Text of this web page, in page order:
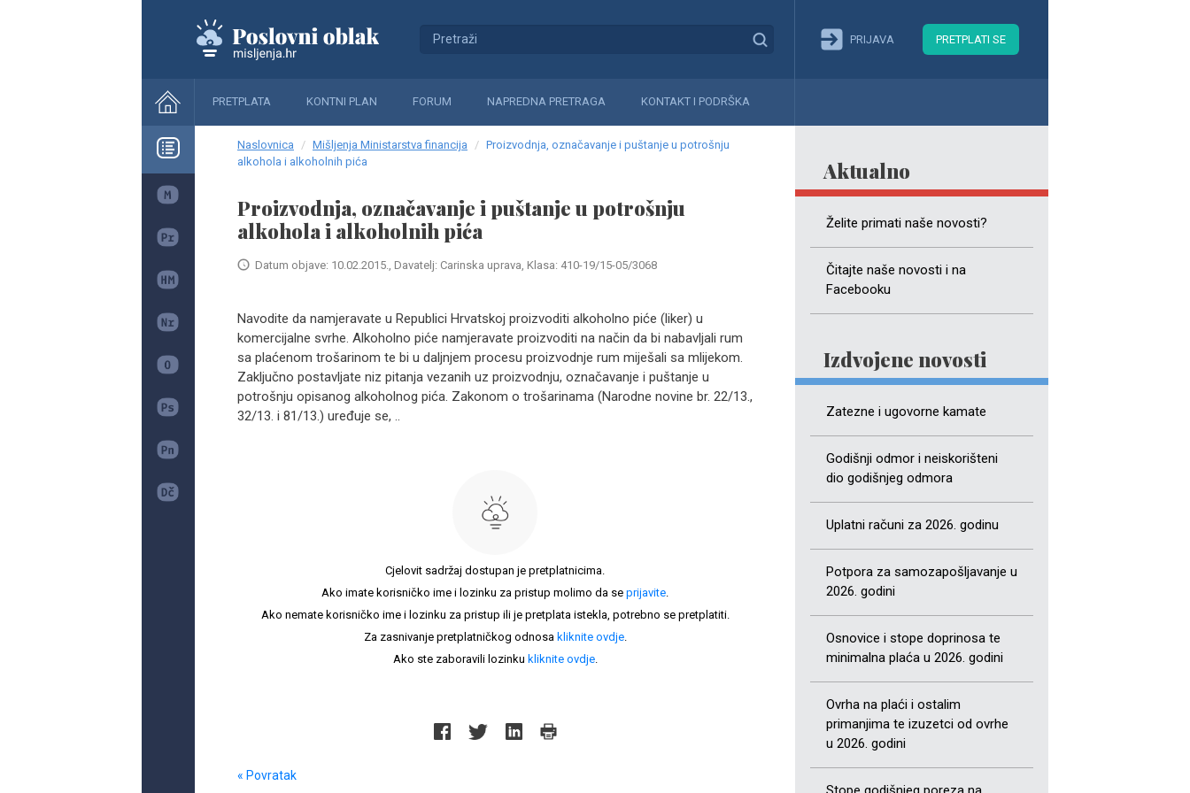
PRIJAVA PRETPLATI SE
PRETPLATA KONTNI PLAN FORUM NAPREDNA PRETRAGA KONTAKT I PODRŠKA
Aktualno
Želite primati naše novosti?
Čitajte naše novosti i na
Facebooku
Izdvojene novosti
Zatezne i ugovorne kamate
Godišnji odmor i neiskorišteni
dio godišnjeg odmora
Uplatni računi za 2026. godinu
Potpora za samozapošljavanje u
2026. godini
Osnovice i stope doprinosa te
minimalna plaća u 2026. godini
Ovrha na plaći i ostalim
primanjima te izuzetci od ovrhe
u 2026. godini
Naslovnica Mišljenja Ministarstva financija
Proizvodnja, označavanje i puštanje u potrošnju
alkohola i alkoholnih pića
Proizvodnja, označavanje i puštanje u potrošnju
alkohola i alkoholnih pića
Datum objave: 10.02.2015., Davatelj: Carinska uprava, Klasa: 410-19/15-05/3068
Navodite da namjeravate u Republici Hrvatskoj proizvoditi alkoholno piće (liker) u
komercijalne svrhe. Alkoholno piće namjeravate proizvoditi na način da bi nabavljali rum
sa plaćenom trošarinom te bi u daljnjem procesu proizvodnje rum miješali sa mlijekom.
Zaključno postavljate niz pitanja vezanih uz proizvodnju, označavanje i puštanje u
potrošnju opisanog alkoholnog pića. Zakonom o trošarinama (Narodne novine br. 22/13.,
32/13. i 81/13.) uređuje se, ..
Cjelovit sadržaj dostupan je pretplatnicima.
Ako imate korisničko ime i lozinku za pristup molimo da se prijavite.
Ako nemate korisničko ime i lozinku za pristup ili je pretplata istekla, potrebno se pretplatiti.
Za zasnivanje pretplatničkog odnosa kliknite ovdje.
Ako ste zaboravili lozinku kliknite ovdje.
« Povratak